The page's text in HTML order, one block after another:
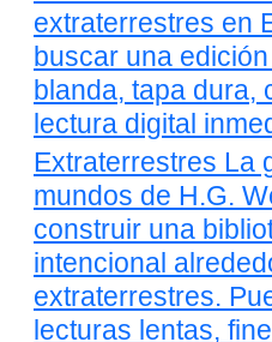
extraterrestres en
buscar una
blanda, tapa dura,
lectura digital
Extraterrestres La
mundos de H.G.
construir una
intencional
extraterrestres.
lecturas lentas,